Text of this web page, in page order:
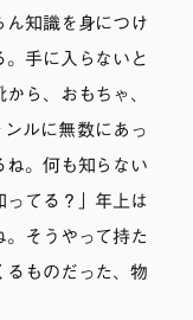
ん知識を身につけ
。手に入らないと
ら、おもちゃ、
ルに無数にあっ
ね。何も知らない
ってる？」年上は
そうやって持た
るものだった、物